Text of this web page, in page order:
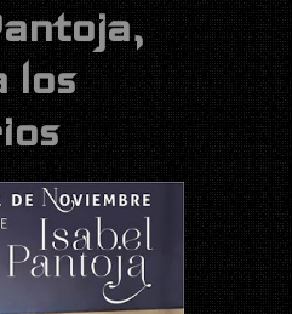
los